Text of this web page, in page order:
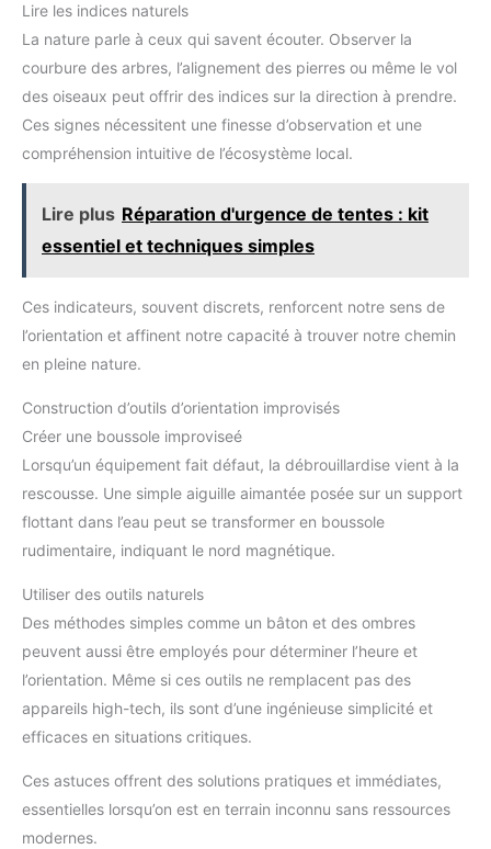
Lire les indices naturels
La nature parle à ceux qui savent écouter. Observer la
courbure des arbres, l’alignement des pierres ou même le vol
des oiseaux peut offrir des indices sur la direction à prendre.
Ces signes nécessitent une finesse d’observation et une
compréhension intuitive de l’écosystème local.
Lire plus Réparation d'urgence de tentes : kit
essentiel et techniques simples
Ces indicateurs, souvent discrets, renforcent notre sens de
l’orientation et affinent notre capacité à trouver notre chemin
en pleine nature.
Construction d’outils d’orientation improvisés
Créer une boussole improviseé
Lorsqu’un équipement fait défaut, la débrouillardise vient à la
rescousse. Une simple aiguille aimantée posée sur un support
flottant dans l’eau peut se transformer en boussole
rudimentaire, indiquant le nord magnétique.
Utiliser des outils naturels
Des méthodes simples comme un bâton et des ombres
peuvent aussi être employés pour déterminer l’heure et
l’orientation. Même si ces outils ne remplacent pas des
appareils high-tech, ils sont d’une ingénieuse simplicité et
efficaces en situations critiques.
Ces astuces offrent des solutions pratiques et immédiates,
essentielles lorsqu’on est en terrain inconnu sans ressources
modernes.